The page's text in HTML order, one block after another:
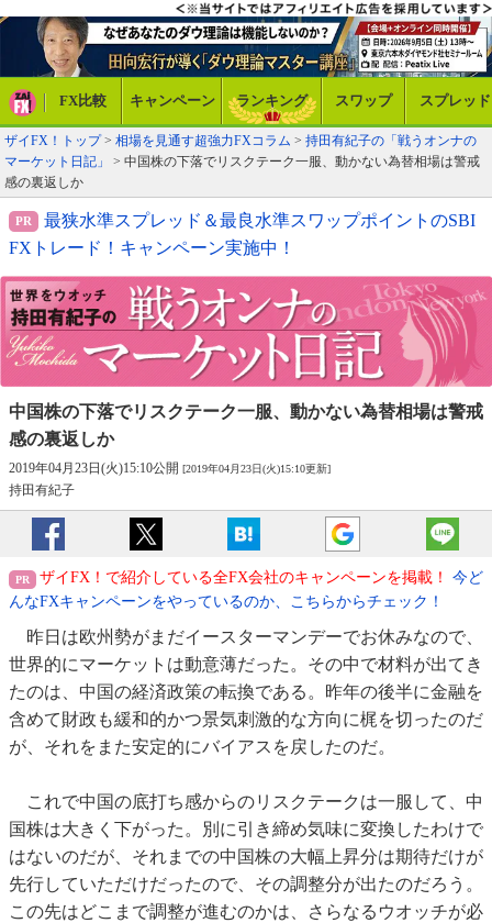
FX比較 キャンペーン ランキング スワップ スプレッド
ザイFX！トップ> 相場を見通す超強力FXコラム > 持田有紀子の「戦うオンナの
マーケット日記」
> 中国株の下落でリスクテーク一服、動かない為替相場は警戒
感の裏返しか
最狭水準スプレッド＆最良水準スワップポイントのSBI
FXトレード！キャンペーン実施中！
中国株の下落でリスクテーク一服、 動かない為替相場は警戒
感の裏返しか
2019年04月23日(火)15:10公開 [2019年04月23日(火)15:10更新]
持田有紀子
ザイFX！で紹介している全FX会社のキャンペーンを掲載！
今ど
んなFXキャンペーンをやっているのか、こちらからチェック！
昨日は欧州勢がまだイースターマンデーでお休みなので、
世界的にマーケットは動意薄だった。その中で材料が出てき
たのは、中国の経済政策の転換である。昨年の後半に金融を
含めて財政も緩和的かつ景気刺激的な方向に梶を切ったのだ
が、それをまた安定的にバイアスを戻したのだ。
これで中国の底打ち感からのリスクテークは一服して、中
国株は大きく下がった。別に引き締め気味に変換したわけで
はないのだが、それまでの中国株の大幅上昇分は期待だけが
先行していただけだったので、その調整分が出たのだろう。
この先はどこまで調整が進むのかは、さらなるウオッチが必